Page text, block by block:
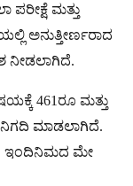
ಪರೀಕ್ಷೆ ಮತ್ತು
ಅನುತ್ತೀರ್ಣರಾದ
ನೀಡಲಾಗಿದೆ.
461ರೂ ಮತ್ತು
ನಿಗದಿ ಮಾಡಲಾಗಿದೆ.
ಇಂದಿನಿಮದ ಮೇ